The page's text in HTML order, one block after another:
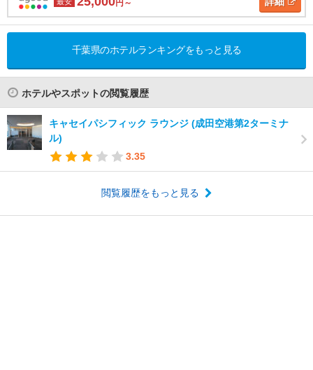
最安 円～
千葉県のホテルランキングをもっと見る
ホテルやスポットの閲覧履歴
キャセイパシフィック ラウンジ (成田空港第2ターミナ
ル)
3.35
閲覧履歴をもっと見る